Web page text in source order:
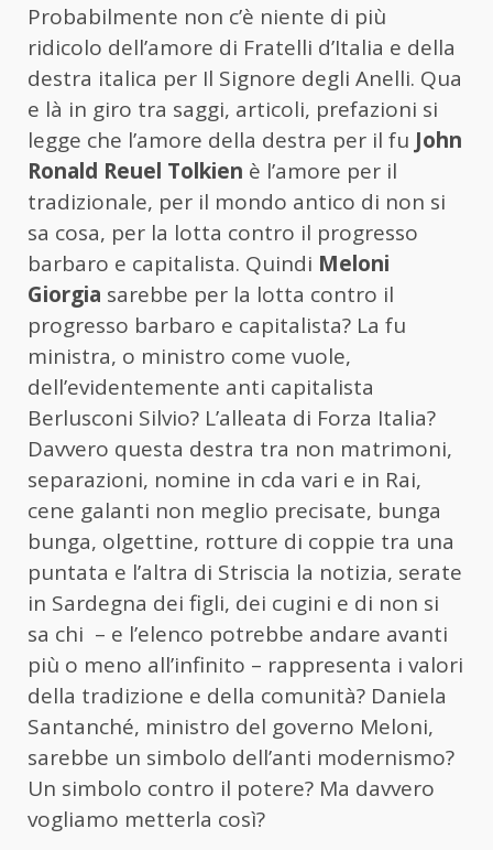
Probabilmente non c’è niente di più
ridicolo dell’amore di Fratelli d’Italia e della
destra italica per Il Signore degli Anelli. Qua
e là in giro tra saggi, articoli, prefazioni si
legge che l’amore della destra per il fu John
Ronald Reuel Tolkien è l’amore per il
tradizionale, per il mondo antico di non si
sa cosa, per la lotta contro il progresso
barbaro e capitalista. Quindi Meloni
Giorgia sarebbe per la lotta contro il
progresso barbaro e capitalista? La fu
ministra, o ministro come vuole,
dell’evidentemente anti capitalista
Berlusconi Silvio? L’alleata di Forza Italia?
Davvero questa destra tra non matrimoni,
separazioni, nomine in cda vari e in Rai,
cene galanti non meglio precisate, bunga
bunga, olgettine, rotture di coppie tra una
puntata e l’altra di Striscia la notizia, serate
in Sardegna dei figli, dei cugini e di non si
sa chi – e l’elenco potrebbe andare avanti
più o meno all’infinito – rappresenta i valori
della tradizione e della comunità? Daniela
Santanché, ministro del governo Meloni,
sarebbe un simbolo dell’anti modernismo?
Un simbolo contro il potere? Ma davvero
vogliamo metterla così?